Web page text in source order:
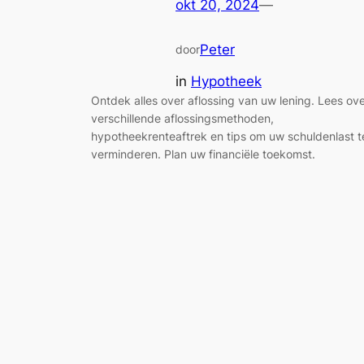
okt 20, 2024—
doorPeter
in Hypotheek
Ontdek alles over aflossing van uw lening. Lees
verschillende aflossingsmethoden,
hypotheekrenteaftrek en tips om uw schuldenlast
verminderen. Plan uw financiële toekomst.